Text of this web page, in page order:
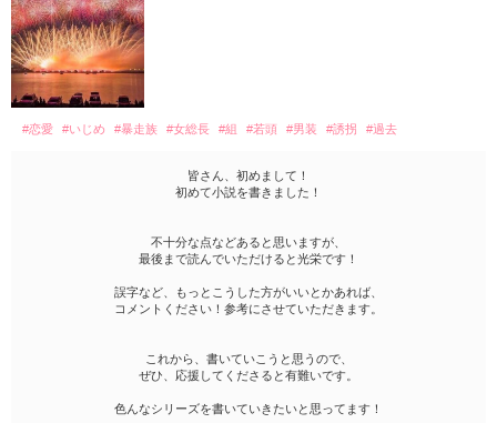
#恋愛 #いじめ #暴走族 #女総長 #組 #若頭 #男装 #誘拐 #過去
皆さん、初めまして！
初めて小説を書きました！
不十分な点などあると思いますが、
最後まで読んでいただけると光栄です！
誤字など、もっとこうした方がいいとかあれば、
コメントください！参考にさせていただきます。
これから、書いていこうと思うので、
ぜひ、応援してくださると有難いです。
色んなシリーズを書いていきたいと思ってます！